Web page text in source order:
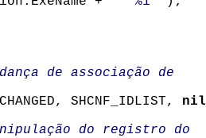
de associação de
SHCNF_IDLIST, nil
do registro do